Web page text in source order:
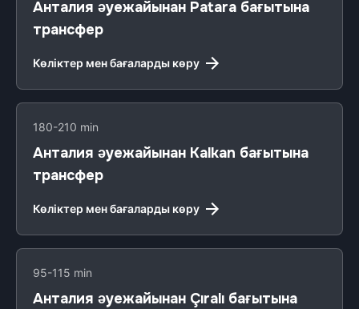
Анталия әуежайынан Patara бағытына
трансфер
Көліктер мен бағаларды көру
180-210 min
Анталия әуежайынан Kalkan бағытына
трансфер
Көліктер мен бағаларды көру
95-115 min
Анталия әуежайынан Çıralı бағытына